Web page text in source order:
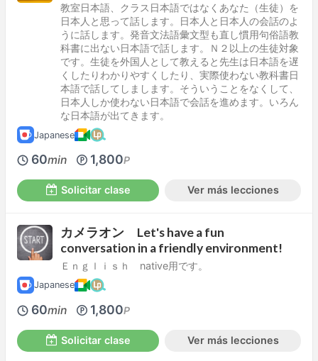
教室日本語、クラス日本語ではなくあなた（生徒）を
日本人と思って話します。日本人と日本人の会話のよ
うに話します。発音文法語彙文型も直し慣用句俗語教
科書に出ない日本語で話します。Ｎ２以上の生徒対象
です。生徒を外国人として教えると先生は日本語を遅
くしたりわかりやすくしたり、実際使わない教科書日
本語で話してしまします。そういうことをなくして、
日本人しか使わない日本語で会話を進めます。いろん
な日本語が出てきます。
Japanese
60min 1,800P
Solicitar clase Ver más lecciones
カメラオン Let's have a fun
conversation in a friendly environment!
Ｅｎｇｌｉｓｈ native用です。
Japanese
60min 1,800P
Solicitar clase Ver más lecciones